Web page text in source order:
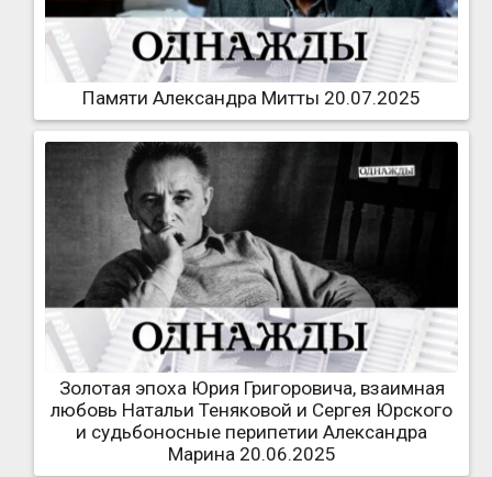
Памяти Александра Митты 20.07.2025
Золотая эпоха Юрия Григоровича, взаимная
любовь Натальи Теняковой и Сергея Юрского
и судьбоносные перипетии Александра
Марина 20.06.2025